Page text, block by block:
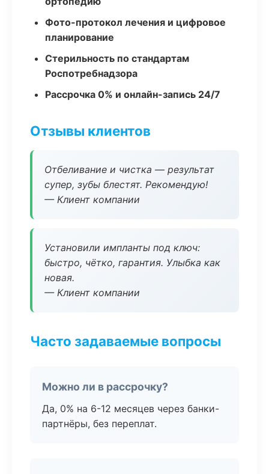
Фото-протокол лечения и цифровое
планирование
Стерильность по стандартам
Роспотребнадзора
Рассрочка 0% и онлайн-запись 24/7
Отзывы клиентов
Отбеливание и чистка — результат
супер, зубы блестят. Рекомендую!
— Клиент компании
Установили импланты под ключ:
быстро, чётко, гарантия. Улыбка как
новая.
— Клиент компании
Часто задаваемые вопросы
Можно ли в рассрочку?
Да, 0% на 6-12 месяцев через банки-
партнёры, без переплат.